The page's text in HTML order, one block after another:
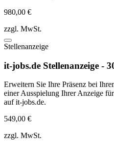
980,00 €
zzgl. MwSt.
Stellenanzeige
it-jobs.de Stellenanzeige -
Erweitern Sie Ihre Präsenz bei
einer Ausspielung Ihrer Anzeige
auf it-jobs.de.
549,00 €
zzgl. MwSt.